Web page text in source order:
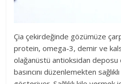
Çia çekirdeğinde gözümüze
protein, omega-3, demir ve
olağanüstü antioksidan deposu
basıncını düzenlemekten